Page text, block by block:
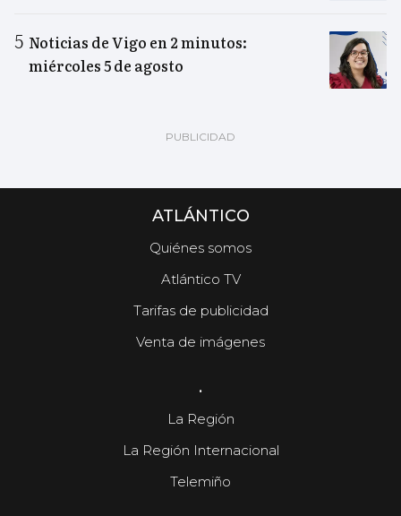
Noticias de Vigo en 2 minutos:
miércoles 5 de agosto
ATLÁNTICO
Quiénes somos
Atlántico TV
Tarifas de publicidad
Venta de imágenes
.
La Región
La Región Internacional
Telemiño